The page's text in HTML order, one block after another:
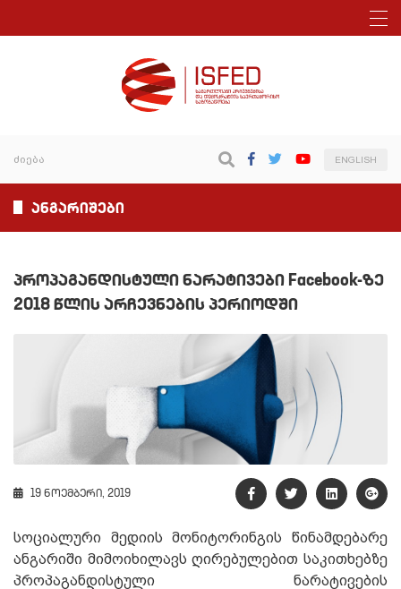
ENGLISH
ანგარიშები
პროპაგანდისტული ნარატივები Facebook-ზე
2018 წლის არჩევნების პერიოდში
19 ნოემბერი, 2019
სოციალური მედიის მონიტორინგის წინამდებარე
ანგარიში მიმოიხილავს ღირებულებით საკითხებზე
პროპაგანდისტული ნარატივების